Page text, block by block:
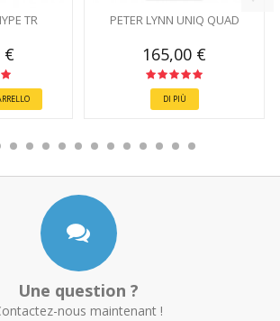
TR
€
PETER LYNN UNIQ QUAD
165,00 €
DI PIÙ
Une question ?
nous maintenant !